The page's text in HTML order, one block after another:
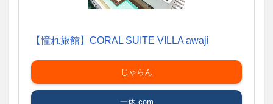
【憧れ旅館】CORAL SUITE VILLA awaji
じゃらん
一休.com